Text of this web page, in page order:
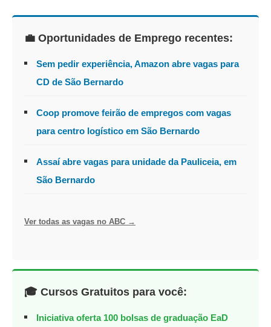
💼 Oportunidades de Emprego recentes:
Sem pedir experiência, Amazon abre vagas para
CD de São Bernardo
Coop promove feirão de empregos com vagas
para centro logístico em São Bernardo
Assaí abre vagas para unidade da Pauliceia, em
São Bernardo
Ver todas as vagas no ABC →
🎓 Cursos Gratuitos para você:
Iniciativa oferta 100 bolsas de graduação EaD